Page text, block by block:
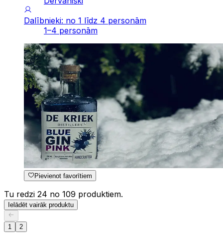
Dalībnieki: no 1 līdz 4 personām
1–4 personām
Pievienot favorītiem
Tu redzi 24 no 109 produktiem.
Ielādēt vairāk produktu
1 2